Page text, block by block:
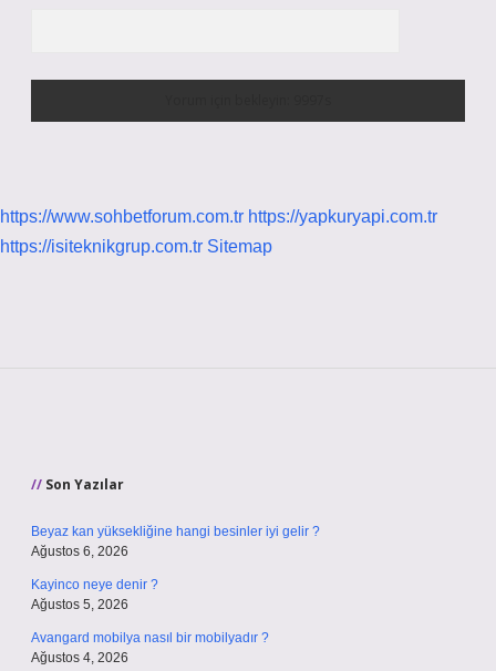
https://www.sohbetforum.com.tr https://yapkuryapi.com.tr
https://isiteknikgrup.com.tr Sitemap
Son Yazılar
Beyaz kan yüksekliğine hangi besinler iyi gelir ?
Ağustos 6, 2026
Kayinco neye denir ?
Ağustos 5, 2026
Avangard mobilya nasıl bir mobilyadır ?
Ağustos 4, 2026